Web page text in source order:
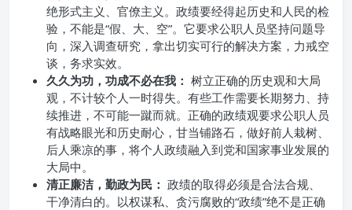
绝形式主义、官僚主义。政绩要经得起历史和人民的检
验，不能是“假、大、空”。它要求公职人员坚持问题导
向，深入调查研究，拿出切实可行的解决方案，力戒空
谈，务求实效。
久久为功，功成不必在我： 树立正确的历史观和大局
观，不计较个人一时得失。有些工作需要长期努力、持
续推进，不可能一蹴而就。正确的政绩观要求公职人员
有战略眼光和历史耐心，甘当铺路石，做好前人栽树、
后人乘凉的事，将个人政绩融入到党和国家事业发展的
大局中。
清正廉洁，勤政为民： 政绩的取得必须是合法合规、
干净清白的。以权谋私、贪污腐败的“政绩”绝不是正确